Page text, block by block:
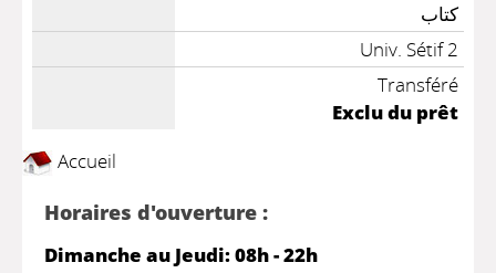
كتاب
Univ. Sétif 2
Transféré
Exclu du prêt
Accueil
Horaires d'ouverture :
Dimanche au Jeudi: 08h - 22h